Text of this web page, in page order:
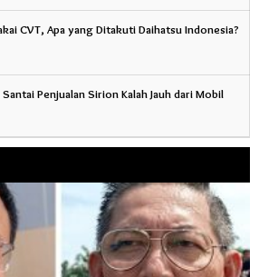
CVT, Apa yang Ditakuti Daihatsu Indonesia?
Penjualan Sirion Kalah Jauh dari Mobil